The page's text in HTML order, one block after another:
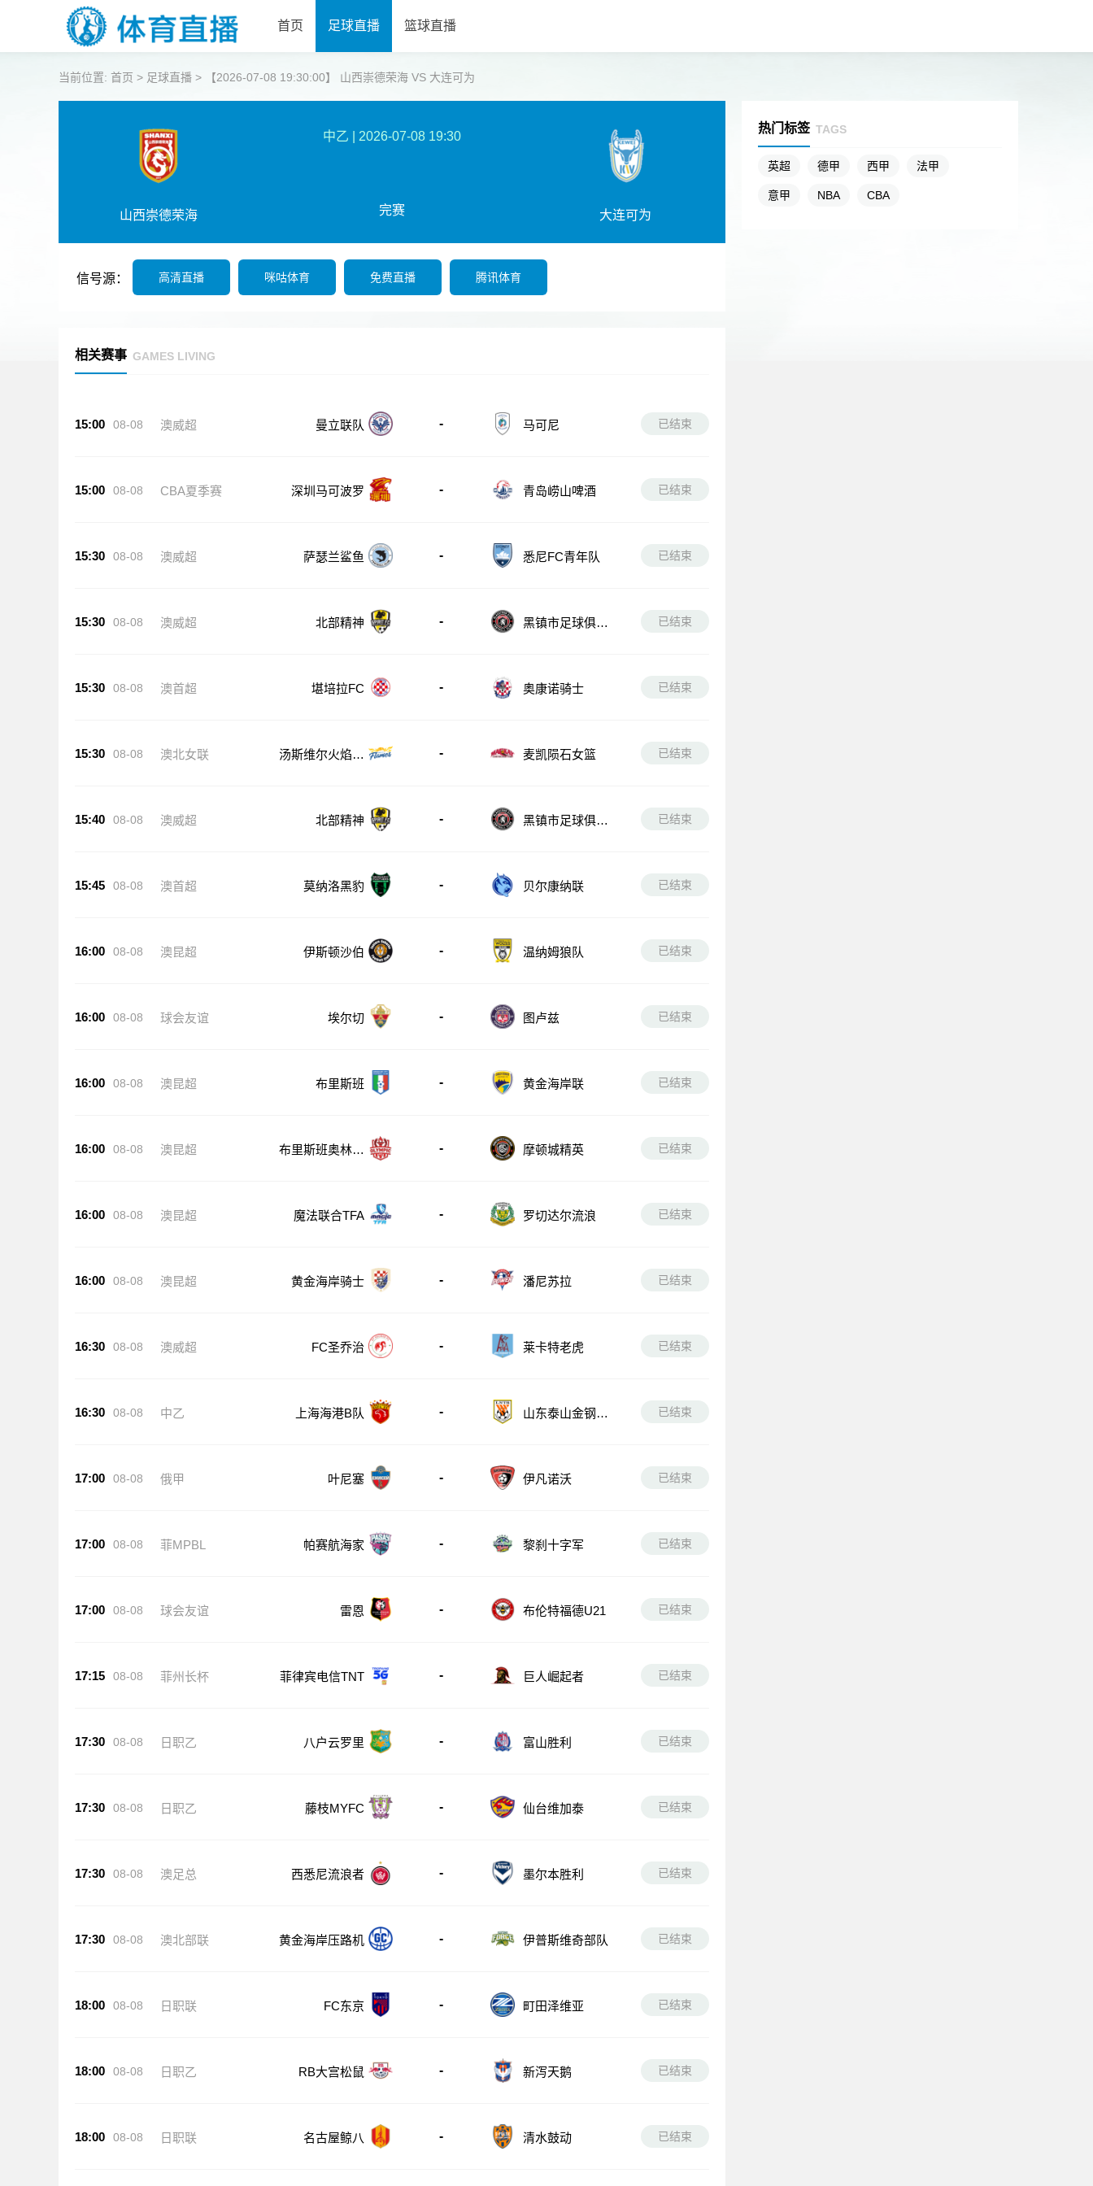
首页 足球直播 篮球直播
当前位置: 首页 > 足球直播 > 【2026-07-08 19:30:00】 山西崇德荣海 VS 大连可为
山西崇德荣海
中乙 2026-07-08 19:30
完赛 大连可为
信号源： 高清直播 咪咕体育 免费直播 腾讯体育
相关赛事 GAMES LIVING
15:00 08-08 澳威超 曼立联队 - 马可尼 已结束
15:00 08-08 CBA夏季赛 深圳马可波罗 - 青岛崂山啤酒 已结束
15:30 08-08 澳威超 萨瑟兰鲨鱼 - 悉尼FC青年队 已结束
15:30 08-08 澳威超 北部精神 -
黑镇市足球俱乐
已结束
15:30 08-08 澳首超 堪培拉FC - 奥康诺骑士 已结束
15:30 08-08 澳北女联
汤斯维尔火焰女
- 麦凯陨石女篮 已结束
15:40 08-08 澳威超 北部精神 -
黑镇市足球俱乐
已结束
15:45 08-08 澳首超 莫纳洛黑豹 - 贝尔康纳联 已结束
16:00 08-08 澳昆超 伊斯顿沙伯 - 温纳姆狼队 已结束
16:00 08-08 球会友谊 埃尔切 - 图卢兹 已结束
16:00 08-08 澳昆超 布里斯班 - 黄金海岸联 已结束
16:00 08-08 澳昆超
布里斯班奥林匹
- 摩顿城精英 已结束
16:00 08-08 澳昆超 魔法联合TFA - 罗切达尔流浪 已结束
16:00 08-08 澳昆超 黄金海岸骑士 - 潘尼苏拉 已结束
16:30 08-08 澳威超 FC圣乔治 - 莱卡特老虎 已结束
16:30 08-08 中乙 上海海港B队 -
山东泰山金钢山
已结束
17:00 08-08 俄甲 叶尼塞 - 伊凡诺沃 已结束
17:00 08-08 菲MPBL 帕赛航海家 - 黎刹十字军 已结束
17:00 08-08 球会友谊 雷恩 - 布伦特福德U21 已结束
17:15 08-08 菲州长杯 菲律宾电信TNT - 巨人崛起者 已结束
17:30 08-08 日职乙 八户云罗里 - 富山胜利 已结束
17:30 08-08 日职乙 藤枝MYFC - 仙台维加泰 已结束
17:30 08-08 澳足总 西悉尼流浪者 - 墨尔本胜利 已结束
17:30 08-08 澳北部联 黄金海岸压路机 - 伊普斯维奇部队 已结束
18:00 08-08 日职联 FC东京 - 町田泽维亚 已结束
18:00 08-08 日职乙 RB大宫松鼠 - 新泻天鹅 已结束
18:00 08-08 日职联 名古屋鲸八 - 清水鼓动 已结束
热门标签 TAGS
英超 德甲 西甲 法甲
意甲 NBA CBA